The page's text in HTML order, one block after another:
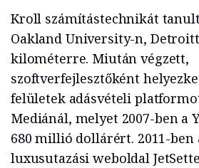
Kroll számítástechnikát
Oakland University-n,
kilométerre. Miután végzett,
szoftverfejlesztőként
felületek adásvételi
Mediánál, melyet 2007-ben a
680 millió dollárért. 2011-ben
luxusutazási weboldal